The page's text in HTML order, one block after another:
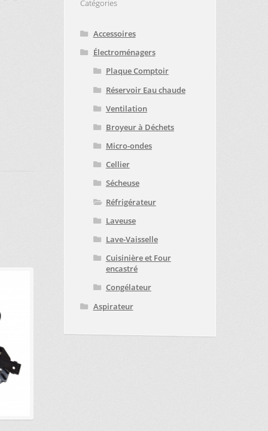
Catégories
Accessoires
Électroménagers
Plaque Comptoir
Réservoir Eau chaude
Ventilation
Broyeur à Déchets
Micro-ondes
Cellier
Sécheuse
Réfrigérateur
Laveuse
Lave-Vaisselle
Cuisinière et Four
encastré
Congélateur
Aspirateur